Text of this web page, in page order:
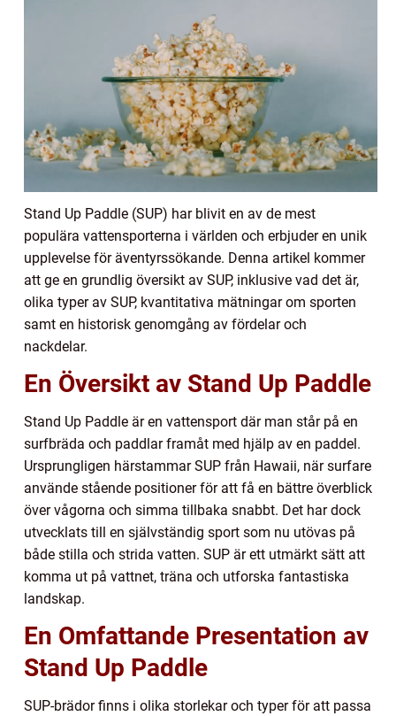
Stand Up Paddle (SUP) har blivit en av de mest
populära vattensporterna i världen och erbjuder en unik
upplevelse för äventyrssökande. Denna artikel kommer
att ge en grundlig översikt av SUP, inklusive vad det är,
olika typer av SUP, kvantitativa mätningar om sporten
samt en historisk genomgång av fördelar och
nackdelar.
En Översikt av Stand Up Paddle
Stand Up Paddle är en vattensport där man står på en
surfbräda och paddlar framåt med hjälp av en paddel.
Ursprungligen härstammar SUP från Hawaii, när surfare
använde stående positioner för att få en bättre överblick
över vågorna och simma tillbaka snabbt. Det har dock
utvecklats till en självständig sport som nu utövas på
både stilla och strida vatten. SUP är ett utmärkt sätt att
komma ut på vattnet, träna och utforska fantastiska
landskap.
En Omfattande Presentation av
Stand Up Paddle
SUP-brädor finns i olika storlekar och typer för att passa